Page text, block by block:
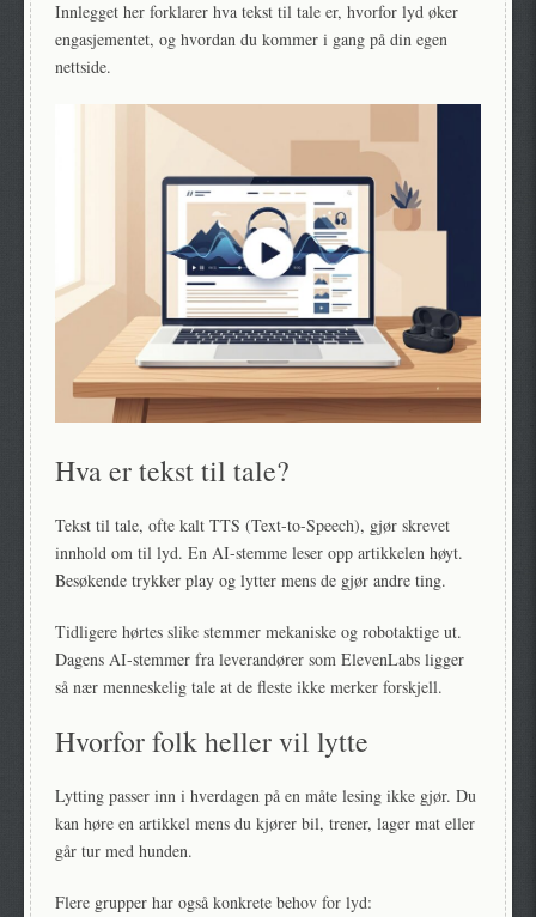
Innlegget her forklarer hva tekst til tale er, hvorfor lyd øker
engasjementet, og hvordan du kommer i gang på din egen
nettside.
Hva er tekst til tale?
Tekst til tale, ofte kalt TTS (Text-to-Speech), gjør skrevet
innhold om til lyd. En AI-stemme leser opp artikkelen høyt.
Besøkende trykker play og lytter mens de gjør andre ting.
Tidligere hørtes slike stemmer mekaniske og robotaktige ut.
Dagens AI-stemmer fra leverandører som ElevenLabs ligger
så nær menneskelig tale at de fleste ikke merker forskjell.
Hvorfor folk heller vil lytte
Lytting passer inn i hverdagen på en måte lesing ikke gjør. Du
kan høre en artikkel mens du kjører bil, trener, lager mat eller
går tur med hunden.
Flere grupper har også konkrete behov for lyd: